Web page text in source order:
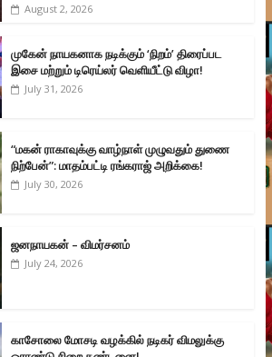
August 2, 2026
முகேன் நாயகனாக நடிக்கும் ‘நிறம்’ திரைப்பட
இசை மற்றும் டிரெய்லர் வெளியீட்டு விழா!
July 31, 2026
“மகன் ராகாவுக்கு வாழ்நாள் முழுவதும் துணை
நிற்பேன்”: மாதம்பட்டி ரங்கராஜ் அறிக்கை!
July 30, 2026
ஜனநாயகன் – விமர்சனம்
July 24, 2026
காசோலை மோசடி வழக்கில் நடிகர் விமலுக்கு